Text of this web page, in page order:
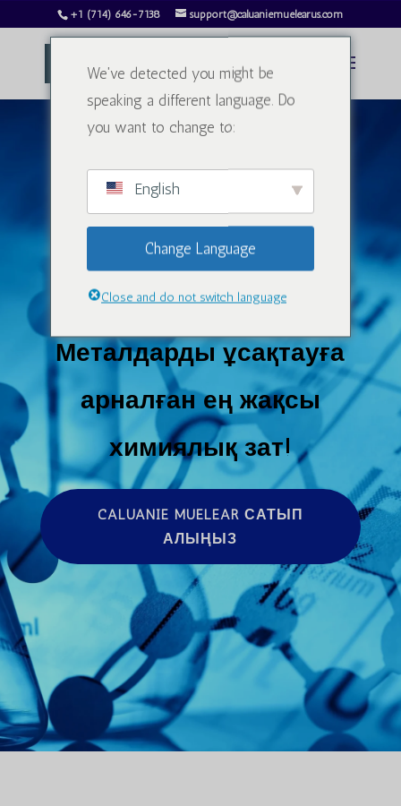
+1 (714) 646-7138 support@caluaniemuelearus.com
Caluanie Muelear
тотықтырғыш
Металдарды ұсақтауға
арналған ең жақсы
химиялық зат!
CALUANIE MUELEAR САТЫП
АЛЫҢЫЗ
We've detected you might be
speaking a different language. Do
you want to change to:
English
Change Language
Close and do not switch language